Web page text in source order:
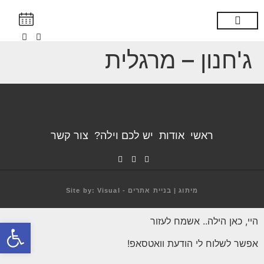
ג'חנון – מרגלית
ראשי אודות יש לכם וילה? צור קשר
מיתוג | בניית אתרים - Site by: Visual
היי, כאן הילה.. אשמח לעזור
אפשר לשלוח לי הודעת וואטסאפ!